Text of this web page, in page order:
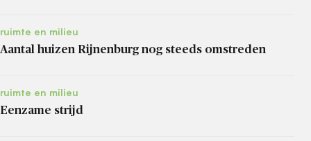
ruimte en milieu
Aantal huizen Rijnenburg nog steeds omstreden
ruimte en milieu
Eenzame strijd